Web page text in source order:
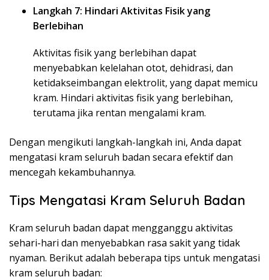
Langkah 7: Hindari Aktivitas Fisik yang
Berlebihan
Aktivitas fisik yang berlebihan dapat
menyebabkan kelelahan otot, dehidrasi, dan
ketidakseimbangan elektrolit, yang dapat memicu
kram. Hindari aktivitas fisik yang berlebihan,
terutama jika rentan mengalami kram.
Dengan mengikuti langkah-langkah ini, Anda dapat
mengatasi kram seluruh badan secara efektif dan
mencegah kekambuhannya.
Tips Mengatasi Kram Seluruh Badan
Kram seluruh badan dapat mengganggu aktivitas
sehari-hari dan menyebabkan rasa sakit yang tidak
nyaman. Berikut adalah beberapa tips untuk mengatasi
kram seluruh badan: